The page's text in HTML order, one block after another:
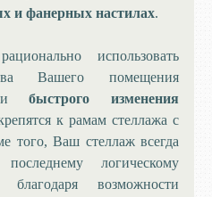
и фанерных настилах.
использовать
Вашего помещения
быстрого изменения
к рамам стеллажа с
того, Ваш стеллаж всегда
последнему логическому
благодаря возможности